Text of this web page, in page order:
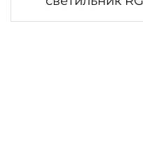
движущийся